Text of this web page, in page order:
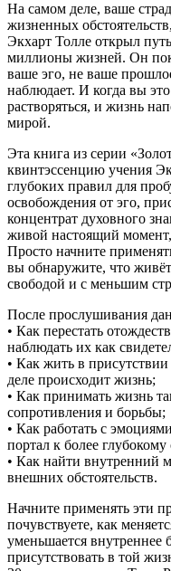
На самом деле, ваше
жизненных
Экхарт Толле открыл
миллионы жизней. Он
ваше эго, не ваше
наблюдает. И когда вы
растворяться, и жизнь
мирой.
Эта книга из серии
квинтэссенцию учения
глубоких правил для
освобождения от эго,
концентрат духовного
живой настоящий момент,
Просто начните
вы обнаружите, что
свободой и с меньшим
После прослушивания
• Как перестать
наблюдать их как
• Как жить в
деле происходит жизнь;
• Как принимать жизнь
сопротивления и борьбы;
• Как работать с
портал к более
• Как найти внутренний
внешних обстоятельств.
Начните применять эти
почувствуете, как
уменьшается внутреннее
присутствовать в той